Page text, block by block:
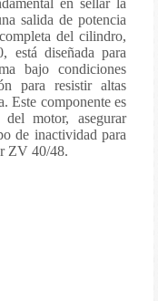
salida de potencia
del cilindro,
está diseñada para
bajo condiciones
para resistir altas
Este componente es
motor, asegurar
de inactividad para
ZV 40/48.